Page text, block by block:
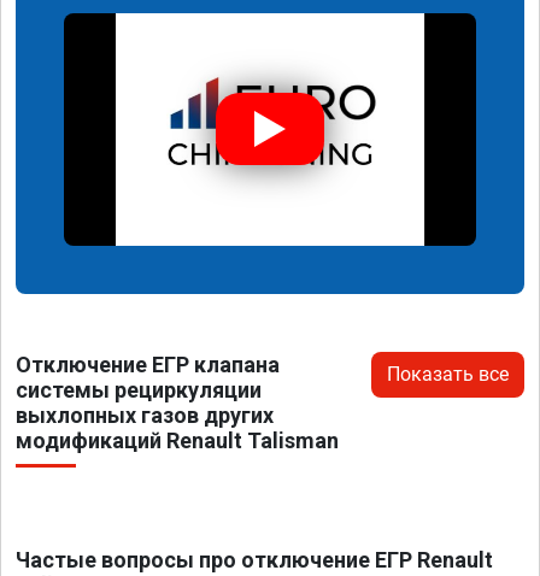
Отключение ЕГР клапана
системы рециркуляции
выхлопных газов других
модификаций Renault Talisman
Показать все
Частые вопросы про отключение ЕГР Renault